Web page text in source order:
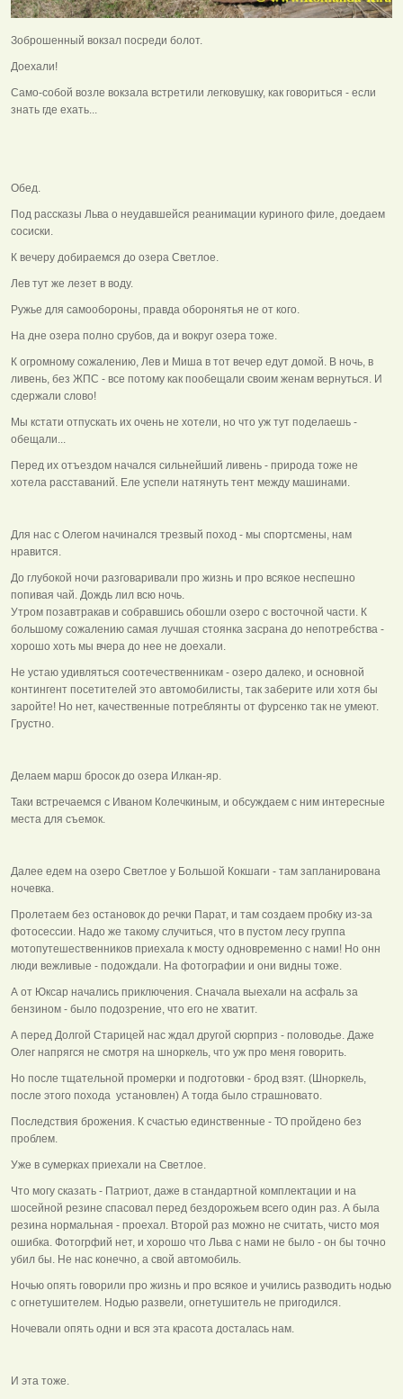
Зоброшенный вокзал посреди болот.
Доехали!
Само-собой возле вокзала встретили легковушку, как говориться - если
знать где ехать...
Обед.
Под рассказы Льва о неудавшейся реанимации куриного филе, доедаем
сосиски.
К вечеру добираемся до озера Светлое.
Лев тут же лезет в воду.
Ружье для самообороны, правда оборонятья не от кого.
На дне озера полно срубов, да и вокруг озера тоже.
К огромному сожалению, Лев и Миша в тот вечер едут домой. В ночь, в
ливень, без ЖПС - все потому как пообещали своим женам вернуться. И
сдержали слово!
Мы кстати отпускать их очень не хотели, но что уж тут поделаешь -
обещали...
Перед их отъездом начался сильнейший ливень - природа тоже не
хотела расставаний. Еле успели натянуть тент между машинами.
Для нас с Олегом начинался трезвый поход - мы спортсмены, нам
нравится.
До глубокой ночи разговаривали про жизнь и про всякое неспешно
попивая чай. Дождь лил всю ночь.
Утром позавтракав и собравшись обошли озеро с восточной части. К
большому сожалению самая лучшая стоянка засрана до непотребства -
хорошо хоть мы вчера до нее не доехали.
Не устаю удивляться соотечественникам - озеро далеко, и основной
контингент посетителей это автомобилисты, так заберите или хотя бы
заройте! Но нет, качественные потреблянты от фурсенко так не умеют.
Грустно.
Делаем марш бросок до озера Илкан-яр.
Таки встречаемся с Иваном Колечкиным, и обсуждаем с ним интересные
места для съемок.
Далее едем на озеро Светлое у Большой Кокшаги - там запланирована
ночевка.
Пролетаем без остановок до речки Парат, и там создаем пробку из-за
фотосессии. Надо же такому случиться, что в пустом лесу группа
мотопутешественников приехала к мосту одновременно с нами! Но онн
люди вежливые - подождали. На фотографии и они видны тоже.
А от Юксар начались приключения. Сначала выехали на асфаль за
бензином - было подозрение, что его не хватит.
А перед Долгой Старицей нас ждал другой сюрприз - половодье. Даже
Олег напрягся не смотря на шноркель, что уж про меня говорить.
Но после тщательной промерки и подготовки - брод взят. (Шноркель,
после этого похода установлен) А тогда было страшновато.
Последствия брожения. К счастью единственные - ТО пройдено без
проблем.
Уже в сумерках приехали на Светлое.
Что могу сказать - Патриот, даже в стандартной комплектации и на
шосейной резине спасовал перед бездорожьем всего один раз. А была
резина нормальная - проехал. Второй раз можно не считать, чисто моя
ошибка. Фотогрфий нет, и хорошо что Льва с нами не было - он бы точно
убил бы. Не нас конечно, а свой автомобиль.
Ночью опять говорили про жизнь и про всякое и учились разводить нодью
с огнетушителем. Нодью развели, огнетушитель не пригодился.
Ночевали опять одни и вся эта красота досталась нам.
И эта тоже.